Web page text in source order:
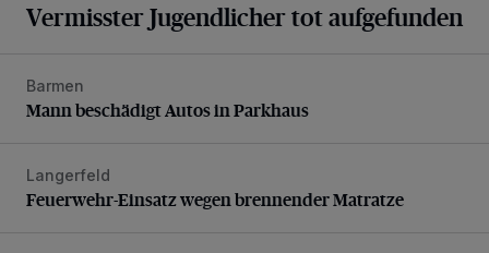
Vermisster Jugendlicher tot aufgefunden
Mann beschädigt Autos in Parkhaus
Barmen
Mann beschädigt Autos in Parkhaus
Feuerwehr-Einsatz wegen brennender Matratze
Langerfeld
Feuerwehr-Einsatz wegen brennender Matratze